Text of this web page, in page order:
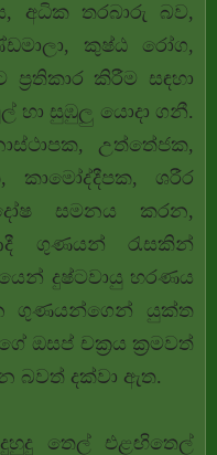
අධික තරබාරු බව,
කුෂ්ඨ රෝග,
ප්‍රතිකාර කිරීම සඳහා
හා සුඹුලු යොදා ගනී.
උත්තේජක,
ශරීර
සමනය කරන,
ගුණයන් රැසකින්
දුෂ්ටවායු හරණය
ගුණයන්ගෙන් යුක්ත
ඔසප් චක්‍රය ක්‍රමවත්
බවත් දක්වා ඇත.
තෙල් එළඟිතෙල්